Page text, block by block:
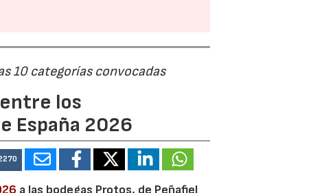
10 categorías convocadas
los
España 2026
a las bodegas Protos, de Peñafiel